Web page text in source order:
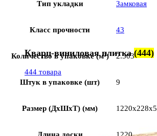
Кварц-виниловая плитка(444)
444 товара
Тип укладки Замковая
Класс прочности 43
Количество в упаковке (м²) 2.503
Штук в упаковке (шт) 9
Размер (ДхШхТ) (мм) 1220x228x5